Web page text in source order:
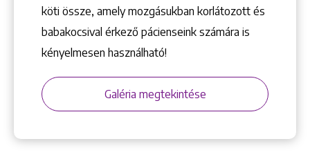
köti össze, amely mozgásukban korlátozott és
babakocsival érkező pácienseink számára is
kényelmesen használható!
Galéria megtekintése